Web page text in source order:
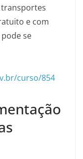
e com
se
curso/854